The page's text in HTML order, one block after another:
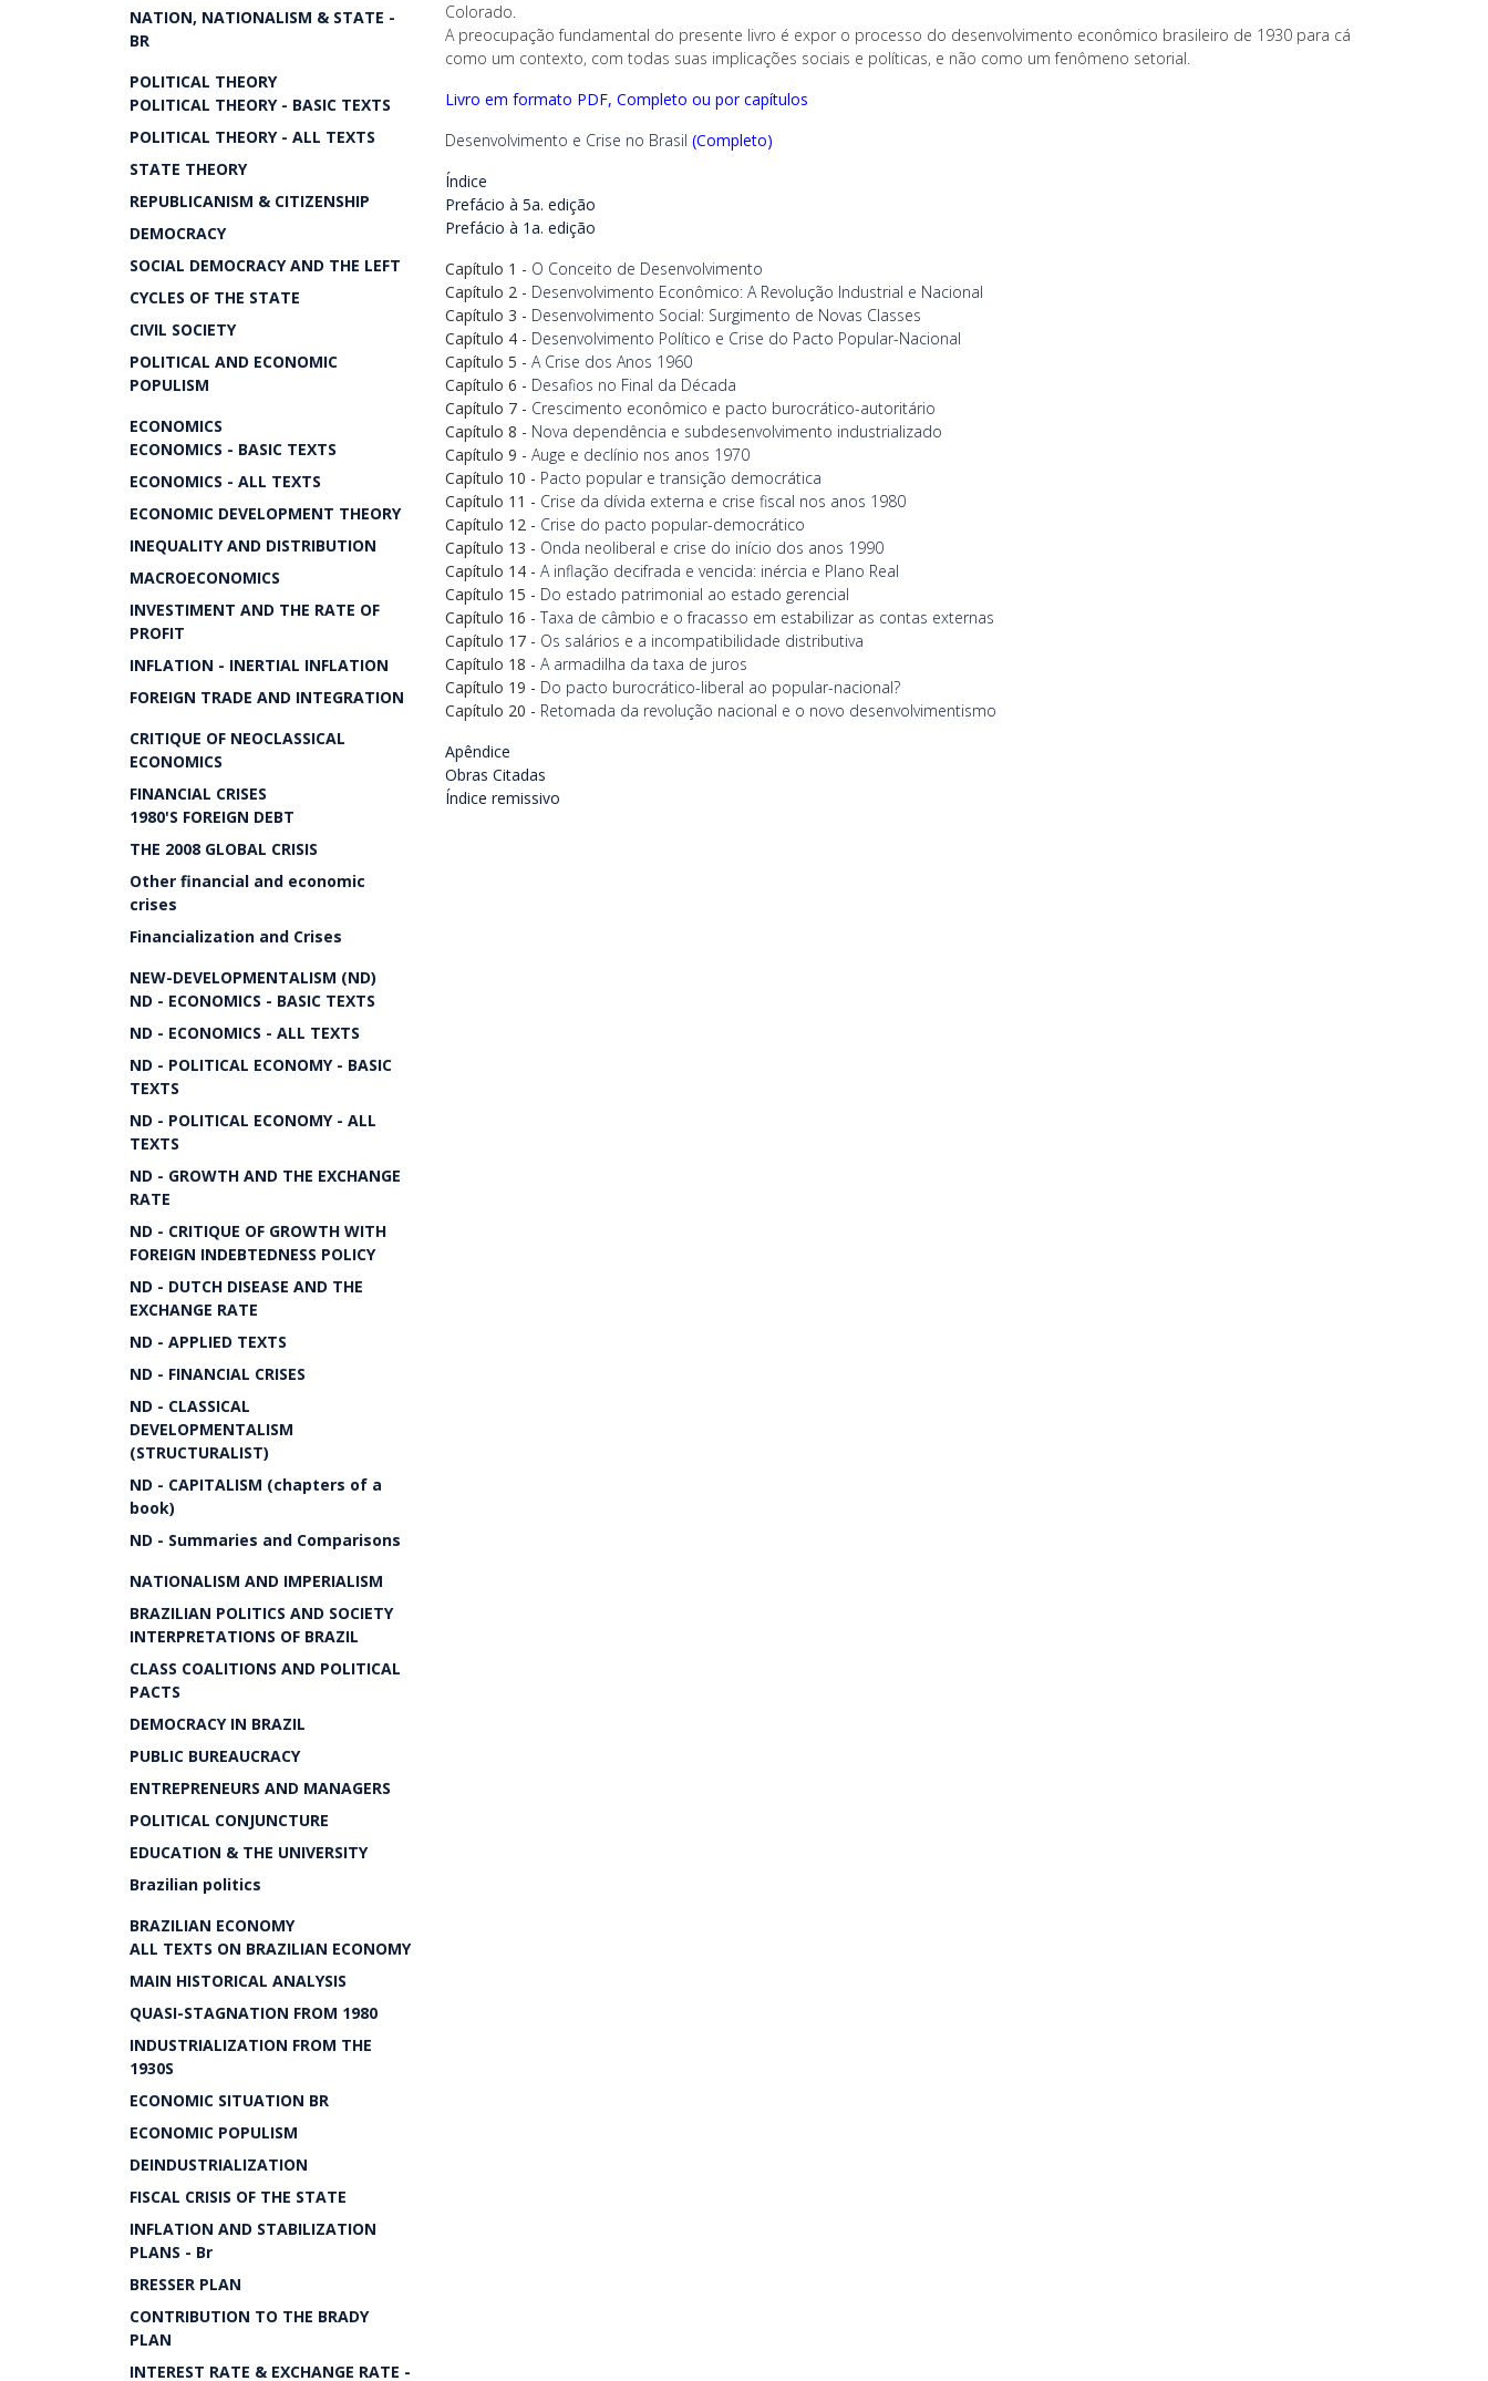
NATION, NATIONALISM & STATE -
BR
POLITICAL THEORY
POLITICAL THEORY - BASIC TEXTS
POLITICAL THEORY - ALL TEXTS
STATE THEORY
REPUBLICANISM & CITIZENSHIP
DEMOCRACY
SOCIAL DEMOCRACY AND THE LEFT
CYCLES OF THE STATE
CIVIL SOCIETY
POLITICAL AND ECONOMIC
POPULISM
ECONOMICS
ECONOMICS - BASIC TEXTS
ECONOMICS - ALL TEXTS
ECONOMIC DEVELOPMENT THEORY
INEQUALITY AND DISTRIBUTION
MACROECONOMICS
INVESTIMENT AND THE RATE OF
PROFIT
INFLATION - INERTIAL INFLATION
FOREIGN TRADE AND INTEGRATION
CRITIQUE OF NEOCLASSICAL
ECONOMICS
FINANCIAL CRISES
1980'S FOREIGN DEBT
THE 2008 GLOBAL CRISIS
Other financial and economic
crises
Financialization and Crises
NEW-DEVELOPMENTALISM (ND)
ND - ECONOMICS - BASIC TEXTS
ND - ECONOMICS - ALL TEXTS
ND - POLITICAL ECONOMY - BASIC
TEXTS
ND - POLITICAL ECONOMY - ALL
TEXTS
ND - GROWTH AND THE EXCHANGE
RATE
ND - CRITIQUE OF GROWTH WITH
FOREIGN INDEBTEDNESS POLICY
ND - DUTCH DISEASE AND THE
EXCHANGE RATE
ND - APPLIED TEXTS
ND - FINANCIAL CRISES
ND - CLASSICAL
DEVELOPMENTALISM
(STRUCTURALIST)
ND - CAPITALISM (chapters of a
book)
ND - Summaries and Comparisons
NATIONALISM AND IMPERIALISM
BRAZILIAN POLITICS AND SOCIETY
INTERPRETATIONS OF BRAZIL
CLASS COALITIONS AND POLITICAL
PACTS
DEMOCRACY IN BRAZIL
PUBLIC BUREAUCRACY
ENTREPRENEURS AND MANAGERS
POLITICAL CONJUNCTURE
EDUCATION & THE UNIVERSITY
Brazilian politics
BRAZILIAN ECONOMY
ALL TEXTS ON BRAZILIAN ECONOMY
MAIN HISTORICAL ANALYSIS
QUASI-STAGNATION FROM 1980
INDUSTRIALIZATION FROM THE
1930S
ECONOMIC SITUATION BR
ECONOMIC POPULISM
DEINDUSTRIALIZATION
FISCAL CRISIS OF THE STATE
INFLATION AND STABILIZATION
PLANS - Br
BRESSER PLAN
CONTRIBUTION TO THE BRADY
PLAN
INTEREST RATE & EXCHANGE RATE -
Colorado.
A preocupação fundamental do presente livro é expor o processo do desenvolvimento econômico brasileiro de 1930 para cá
como um contexto, com todas suas implicações sociais e políticas, e não como um fenômeno setorial.
Livro em formato PDF, Completo ou por capítulos
Desenvolvimento e Crise no Brasil (Completo)
Índice
Prefácio à 5a. edição
Prefácio à 1a. edição
Capítulo 1 - O Conceito de Desenvolvimento
Capítulo 2 - Desenvolvimento Econômico: A Revolução Industrial e Nacional
Capítulo 3 - Desenvolvimento Social: Surgimento de Novas Classes
Capítulo 4 - Desenvolvimento Político e Crise do Pacto Popular-Nacional
Capítulo 5 - A Crise dos Anos 1960
Capítulo 6 - Desafios no Final da Década
Capítulo 7 - Crescimento econômico e pacto burocrático-autoritário
Capítulo 8 - Nova dependência e subdesenvolvimento industrializado
Capítulo 9 - Auge e declínio nos anos 1970
Capítulo 10 - Pacto popular e transição democrática
Capítulo 11 - Crise da dívida externa e crise fiscal nos anos 1980
Capítulo 12 - Crise do pacto popular-democrático
Capítulo 13 - Onda neoliberal e crise do início dos anos 1990
Capítulo 14 - A inflação decifrada e vencida: inércia e Plano Real
Capítulo 15 - Do estado patrimonial ao estado gerencial
Capítulo 16 - Taxa de câmbio e o fracasso em estabilizar as contas externas
Capítulo 17 - Os salários e a incompatibilidade distributiva
Capítulo 18 - A armadilha da taxa de juros
Capítulo 19 - Do pacto burocrático-liberal ao popular-nacional?
Capítulo 20 - Retomada da revolução nacional e o novo desenvolvimentismo
Apêndice
Obras Citadas
Índice remissivo